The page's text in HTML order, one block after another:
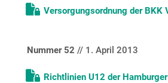
Versorgungsordnung der BKK
Nummer 52 // 1. April 2013
Richtlinien U12 der Hamburger